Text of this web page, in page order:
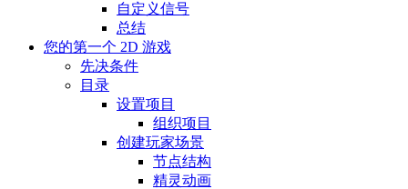
自定义信号
总结
您的第一个 2D 游戏
先决条件
目录
设置项目
组织项目
创建玩家场景
节点结构
精灵动画